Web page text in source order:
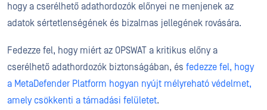
hogy a cserélhető adathordozók előnyei ne menjenek az
adatok sértetlenségének és bizalmas jellegének rovására.
Fedezze fel, hogy miért az OPSWAT a kritikus előny a
cserélhető adathordozók biztonságában, és fedezze fel, hogy
a MetaDefender Platform hogyan nyújt mélyreható védelmet,
amely csökkenti a támadási felületet.